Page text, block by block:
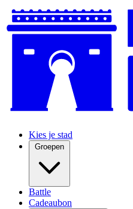
Kies je stad
Groepen
Battle
Cadeaubon